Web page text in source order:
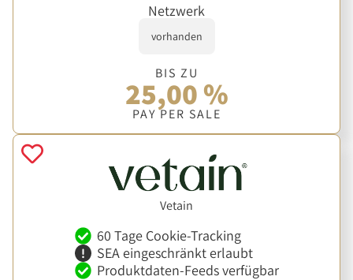
Netzwerk
vorhanden
BIS ZU
25,00 %
PAY PER SALE
Vetain
60 Tage Cookie-Tracking
SEA eingeschränkt erlaubt
Produktdaten-Feeds verfügbar